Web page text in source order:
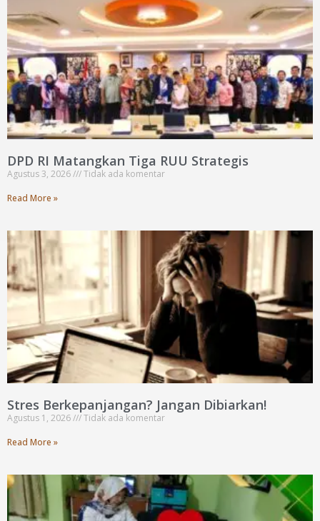
DPD RI Matangkan Tiga RUU Strategis
Agustus 3, 2026
Tidak ada komentar
Read More »
Stres Berkepanjangan? Jangan Dibiarkan!
Agustus 1, 2026
Tidak ada komentar
Read More »